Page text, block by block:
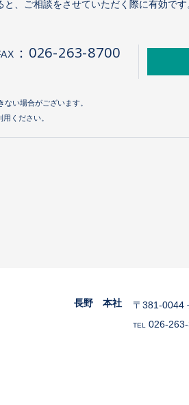
と、ご相談をさせていただく際に有効です
：026-263-8700
い場合がございます。
ください。
長野 本社 〒381-0044
TEL 026-